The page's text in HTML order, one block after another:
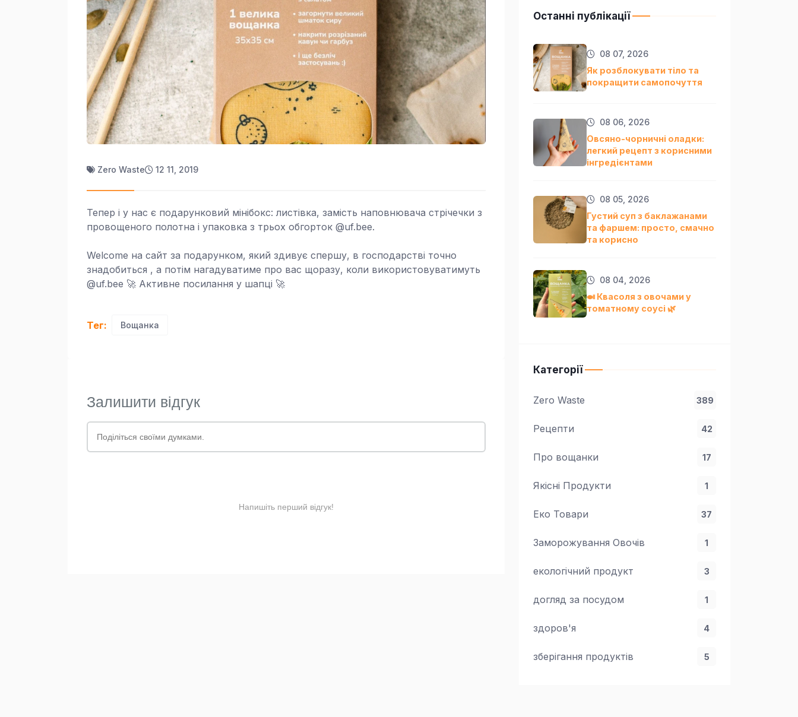
Zero Waste 12 11, 2019
Тепер і у нас є подарунковий мінібокс: листівка, замість наповнювача стрічечки з
провощеного полотна і упаковка з трьох обгорток @uf.bee.
Welcome на сайт за подарунком, який здивує спершу, в господарстві точно
знадобиться , а потім нагадуватиме про вас щоразу, коли використовуватимуть
@uf.bee 🚀 Активне посилання у шапці 🚀
Тег: Вощанка
Останні публікації
08 07, 2026
Як розблокувати тіло та
покращити самопочуття
08 06, 2026
Овсяно-чорничні оладки:
легкий рецепт з корисними
інгредієнтами
08 05, 2026
Густий суп з баклажанами
та фаршем: просто, смачно
та кориснo
08 04, 2026
🍛 Квасоля з овочами у
томатному соусі 🌿
Категорії
Zero Waste 389
Рецепти 42
Про вощанки 17
Якісні Продукти 1
Еко Товари 37
Заморожування Овочів 1
екологічний продукт 3
догляд за посудом 1
здоров'я 4
зберігання продуктів 5